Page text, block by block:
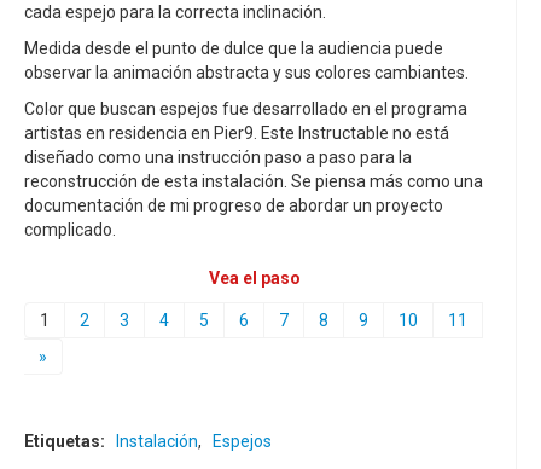
cada espejo para la correcta inclinación.
Medida desde el punto de dulce que la audiencia puede
observar la animación abstracta y sus colores cambiantes.
Color que buscan espejos fue desarrollado en el programa
artistas en residencia en Pier9. Este Instructable no está
diseñado como una instrucción paso a paso para la
reconstrucción de esta instalación. Se piensa más como una
documentación de mi progreso de abordar un proyecto
complicado.
Vea el paso
1 2 3 4 5 6 7 8 9 10
11
»
Etiquetas: Instalación, Espejos